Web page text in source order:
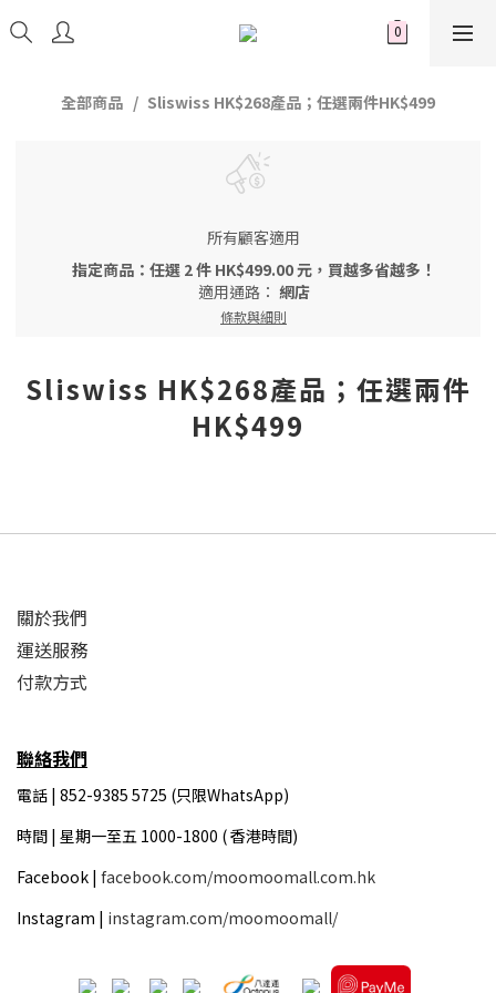
全部商品 Sliswiss HK$268產品；任選兩件HK$499
所有顧客適用
指定商品：任選 2 件 HK$499.00 元，買越多省越多！
適用通路： 網店
條款與細則
Sliswiss HK$268產品；任選兩件
HK$499
關於我們
運送服務
付款方式
聯絡我們
電話 | 852-9385 5725 (只限WhatsApp)
時間 | 星期一至五 1000-1800 ( 香港時間)
Facebook | facebook.com/moomoomall.com.hk
Instagram | instagram.com/moomoomall/